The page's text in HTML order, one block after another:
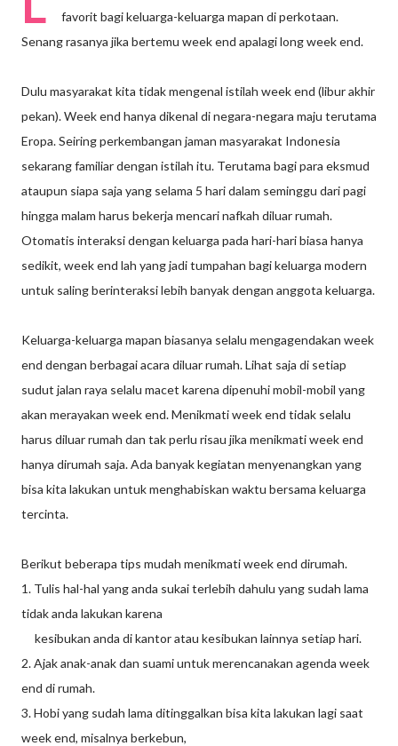
favorit bagi keluarga-keluarga mapan di perkotaan.
Senang rasanya jika bertemu week end apalagi long week end.
Dulu masyarakat kita tidak mengenal istilah week end (libur akhir
pekan). Week end hanya dikenal di negara-negara maju terutama
Eropa. Seiring perkembangan jaman masyarakat Indonesia
sekarang familiar dengan istilah itu. Terutama bagi para eksmud
ataupun siapa saja yang selama 5 hari dalam seminggu dari pagi
hingga malam harus bekerja mencari nafkah diluar rumah.
Otomatis interaksi dengan keluarga pada hari-hari biasa hanya
sedikit, week end lah yang jadi tumpahan bagi keluarga modern
untuk saling berinteraksi lebih banyak dengan anggota keluarga.
Keluarga-keluarga mapan biasanya selalu mengagendakan week
end dengan berbagai acara diluar rumah. Lihat saja di setiap
sudut jalan raya selalu macet karena dipenuhi mobil-mobil yang
akan merayakan week end. Menikmati week end tidak selalu
harus diluar rumah dan tak perlu risau jika menikmati week end
hanya dirumah saja. Ada banyak kegiatan menyenangkan yang
bisa kita lakukan untuk menghabiskan waktu bersama keluarga
tercinta.
Berikut beberapa tips mudah menikmati week end dirumah.
1. Tulis hal-hal yang anda sukai terlebih dahulu yang sudah lama
tidak anda lakukan karena
kesibukan anda di kantor atau kesibukan lainnya setiap hari.
2. Ajak anak-anak dan suami untuk merencanakan agenda week
end di rumah.
3. Hobi yang sudah lama ditinggalkan bisa kita lakukan lagi saat
week end, misalnya berkebun,